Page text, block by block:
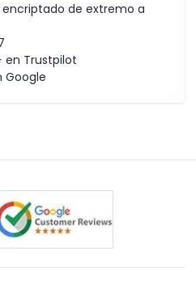
de extremo a
en Trustpilot
Google